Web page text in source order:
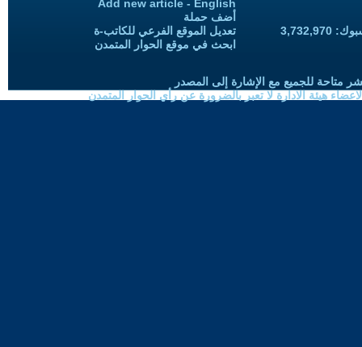
Add new article - English
أضف حملة
تعديل الموقع الفرعي للكاتب-ة
ابحث في موقع الحوار المتمدن
متاحة للجميع مع الإشارة إلى المصدر
هيئة الادارة لا تعبر بالضرورة عن رأي الحوار المتمدن